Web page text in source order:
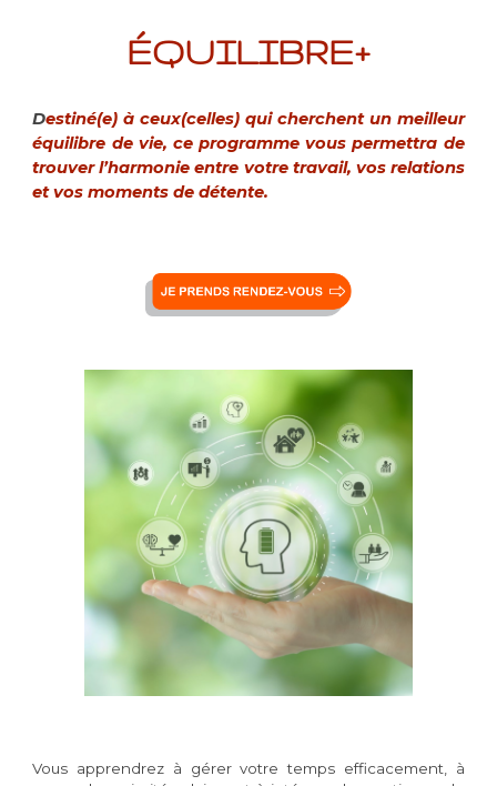
ÉQUILIBRE+
Destiné(e) à ceux(celles) qui cherchent un meilleur
équilibre de vie, ce programme vous permettra de
trouver l’harmonie entre votre travail, vos relations
et vos moments de détente.
Vous apprendrez à gérer votre temps efficacement, à